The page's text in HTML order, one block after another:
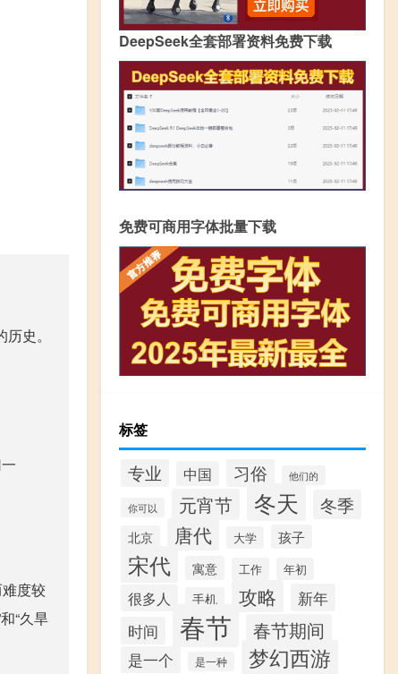
史。
度较
“久旱
DeepSeek全套部署资料免费下载
免费可商用字体批量下载
标签
专业 中国 习俗 他们的
你可以 元宵节 冬天 冬季
北京 唐代 大学 孩子
宋代 寓意 工作 年初
很多人 手机 攻略
新年
时间
春节 春节期间
是一个 是一种 梦幻西游